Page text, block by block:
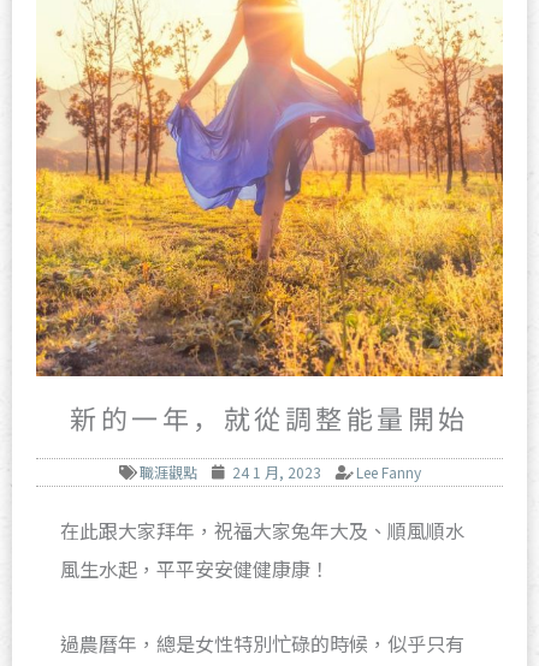
新的一年，就從調整能量開始
職涯觀點 24 1 月, 2023 Lee Fanny
在此跟大家拜年，祝福大家兔年大及、順風順水
風生水起，平平安安健健康康！
過農曆年，總是女性特別忙碌的時候，似乎只有